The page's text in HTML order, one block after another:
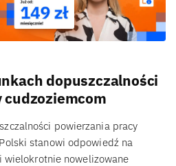
dopuszczalności
powierzania pracy
stanowi odpowiedź na
wielokrotnie nowelizowane